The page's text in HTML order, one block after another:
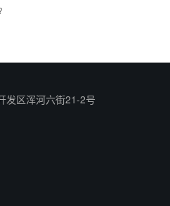
发区浑河六街21-2号